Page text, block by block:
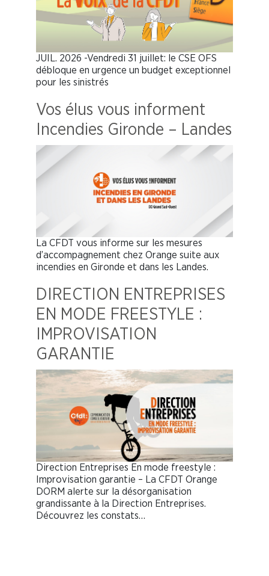
JUIL. 2026 -Vendredi 31 juillet: le CSE OFS
débloque en urgence un budget exceptionnel
pour les sinistrés
Vos élus vous informent
Incendies Gironde – Landes
La CFDT vous informe sur les mesures
d’accompagnement chez Orange suite aux
incendies en Gironde et dans les Landes.
DIRECTION ENTREPRISES
EN MODE FREESTYLE :
IMPROVISATION
GARANTIE
Direction Entreprises En mode freestyle :
Improvisation garantie – La CFDT Orange
DORM alerte sur la désorganisation
grandissante à la Direction Entreprises.
Découvrez les constats…